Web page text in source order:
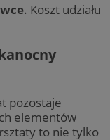
. Koszt udziału
pozostaje
elementów
to nie tylko